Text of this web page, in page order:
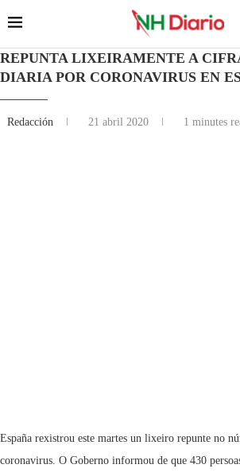
REPUNTA LIXEIRAMENTE A
DIARIA POR CORONAVIRUS EN
Redacción 21 abril 2020 1 minutes
España rexistrou este martes un lixeiro repunte no
coronavirus. O Goberno informou de que 430